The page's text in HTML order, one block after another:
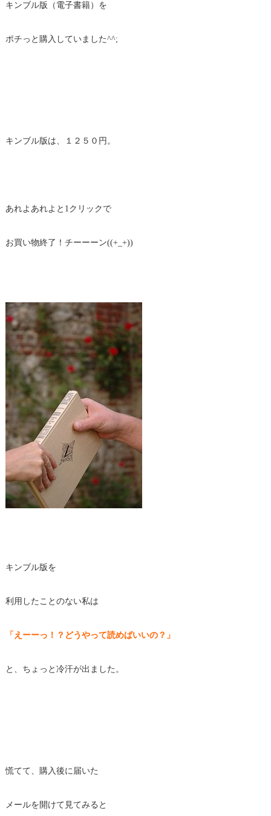
キンブル版（電子書籍）を
ポチっと購入していました^^;
キンブル版は、１２５０円。
あれよあれよと1クリックで
お買い物終了！チーーーン((+_+))
キンブル版を
利用したことのない私は
「えーーっ！？どうやって読めばいいの？」
と、ちょっと冷汗が出ました。
慌てて、購入後に届いた
メールを開けて見てみると